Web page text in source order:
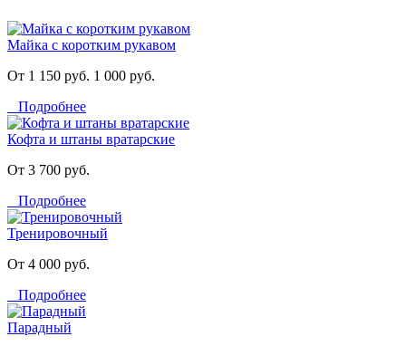
Майка с коротким рукавом
От 1 150 руб. 1 000 руб.
Подробнее
Кофта и штаны вратарские
От 3 700 руб.
Подробнее
Тренировочный
От 4 000 руб.
Подробнее
Парадный